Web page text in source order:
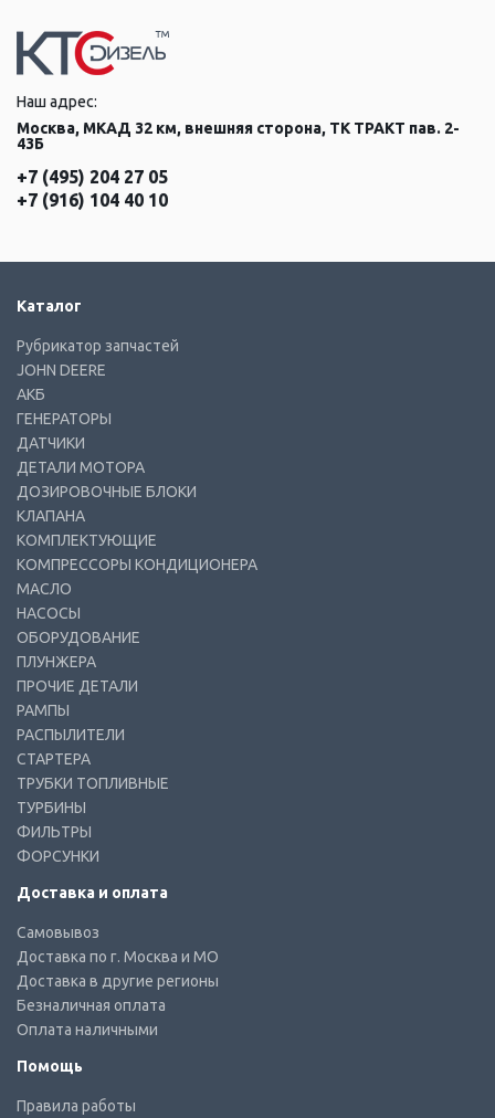
Наш адрес:
Москва, МКАД 32 км, внешняя сторона, ТК ТРАКТ пав. 2-
43Б
+7 (495) 204 27 05
+7 (916) 104 40 10
Каталог
Рубрикатор запчастей
JOHN DEERE
АКБ
ГЕНЕРАТОРЫ
ДАТЧИКИ
ДЕТАЛИ МОТОРА
ДОЗИРОВОЧНЫЕ БЛОКИ
КЛАПАНА
КОМПЛЕКТУЮЩИЕ
КОМПРЕССОРЫ КОНДИЦИОНЕРА
МАСЛО
НАСОСЫ
ОБОРУДОВАНИЕ
ПЛУНЖЕРА
ПРОЧИЕ ДЕТАЛИ
РАМПЫ
РАСПЫЛИТЕЛИ
СТАРТЕРА
ТРУБКИ ТОПЛИВНЫЕ
ТУРБИНЫ
ФИЛЬТРЫ
ФОРСУНКИ
Доставка и оплата
Самовывоз
Доставка по г. Москва и МО
Доставка в другие регионы
Безналичная оплата
Оплата наличными
Помощь
Правила работы